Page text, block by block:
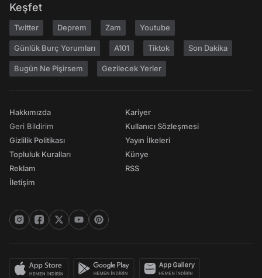
Keşfet
Twitter Deprem Zam Youtube
Günlük Burç Yorumları A101 Tiktok Son Dakika
Bugün Ne Pişirsem Gezilecek Yerler
Hakkımızda
Geri Bildirim
Gizlilik Politikası
Topluluk Kuralları
Reklam
İletişim
Kariyer
Kullanıcı Sözleşmesi
Yayın İlkeleri
Künye
RSS